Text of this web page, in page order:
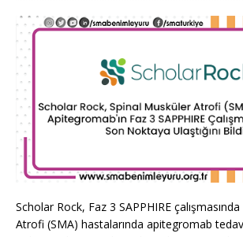
Scholar Rock, Faz 3 SAPPHIRE
Atrofi (SMA) hastalarında apitegromab